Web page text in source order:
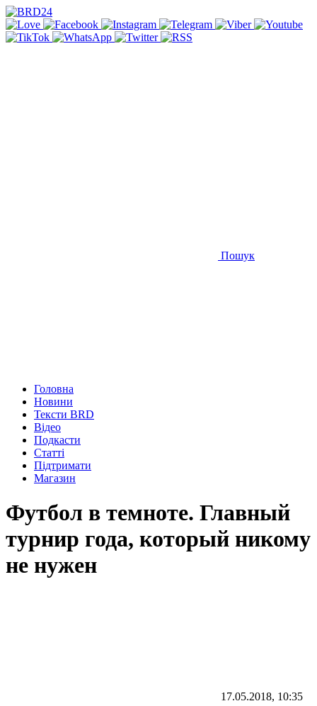
Пошук
Головна
Новини
Тексти BRD
Відео
Подкасти
Статті
Підтримати
Магазин
Футбол в темноте. Главный
турнир года, который никому
не нужен
17.05.2018, 10:35